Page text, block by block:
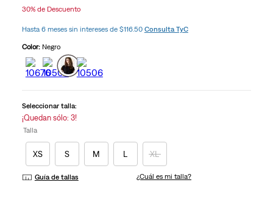
medio
valoración.
Read
4
Reviews.
Enlace
página.
30%de Descuento
Hasta 6 meses sin intereses de $116.50 Consulta TyC
Color: Negro
Seleccionar talla:
¡Quedan sólo: 3!
Talla
XS S M L XL
Guía de tallas ¿Cuál es mi talla?